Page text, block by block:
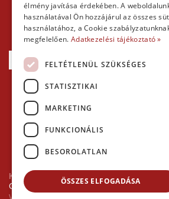
A pályafoglalást,
termékeinket,
gyorsan bankkártyával is
Kezdőlap
Copyright © 2026 Minden jog fenntartva!
élmény javítása érdekében. A
használatával Ön hozzájárul az összes
használatához, a Cookie
megfelelően. Adatkezelési tájékoztató »
FELTÉTLENÜL SZÜKSÉGES
STATISZTIKAI
MARKETING
FUNKCIONÁLIS
BESOROLATLAN
ÖSSZES ELFOGADÁSA